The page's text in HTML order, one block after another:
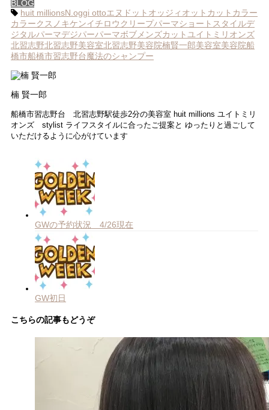
で
開
き
ま
す)
BLOG
huit millionsN. oggi ottoエヌドット オッジィオット カットカラー
カラークスノキケンイチロウ クリープパーマショートスタイルデ
ジタルパーマデジパーパーマボブ メンズカット ユイトミリオンズ
北習志野北習志野美容室北習志野美容院楠賢一郎美容室美容院船
橋市船橋市習志野台魔法のシャンプー
楠 賢一郎
船橋市習志野台 北習志野駅徒歩2分の美容室 huit millions ユイトミリ
オンズ stylist ライフスタイルに合ったご提案と ゆったりと過ごして
いただけるように心がけています
GWの予約状況 4/26現在
GW初日
こちらの記事もどうぞ